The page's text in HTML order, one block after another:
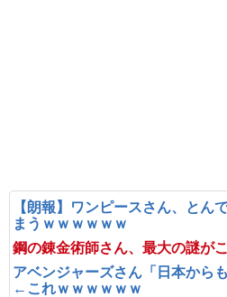
【朗報】ワンピースさん、とん
まうｗｗｗｗｗｗ
鋼の錬金術師さん、最大の謎が
アベンジャーズさん「日本から
←これｗｗｗｗｗｗ